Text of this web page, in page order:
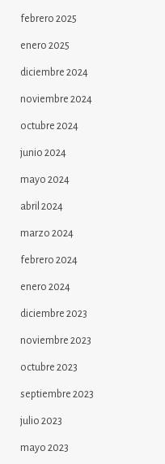
febrero 2025
enero 2025
diciembre 2024
noviembre 2024
octubre 2024
junio 2024
mayo 2024
abril 2024
marzo 2024
febrero 2024
enero 2024
diciembre 2023
noviembre 2023
octubre 2023
septiembre 2023
julio 2023
mayo 2023